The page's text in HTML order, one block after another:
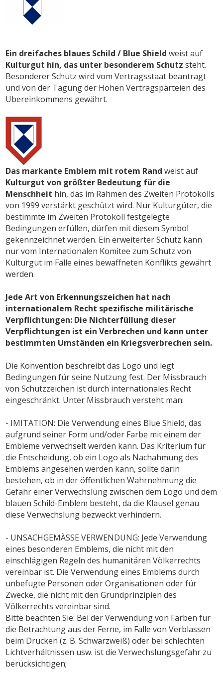
Ein dreifaches blaues Schild / Blue Shield weist auf
Kulturgut hin, das unter besonderem Schutz steht.
Besonderer Schutz wird vom Vertragsstaat beantragt
und von der Tagung der Hohen Vertragsparteien des
Übereinkommens gewährt.
Das markante Emblem mit rotem Rand weist auf
Kulturgut von größter Bedeutung für die
Menschheit hin, das im Rahmen des Zweiten Protokolls
von 1999 verstärkt geschützt wird. Nur Kulturgüter, die
bestimmte im Zweiten Protokoll festgelegte
Bedingungen erfüllen, dürfen mit diesem Symbol
gekennzeichnet werden. Ein erweiterter Schutz kann
nur vom Internationalen Komitee zum Schutz von
Kulturgut im Falle eines bewaffneten Konflikts gewährt
werden.
Jede Art von Erkennungszeichen hat nach
internationalem Recht spezifische militärische
Verpflichtungen: Die Nichterfüllung dieser
Verpflichtungen ist ein Verbrechen und kann unter
bestimmten Umständen ein Kriegsverbrechen sein.
Die Konvention beschreibt das Logo und legt
Bedingungen für seine Nutzung fest. Der Missbrauch
von Schutzzeichen ist durch internationales Recht
eingeschränkt. Unter Missbrauch versteht man:
- IMITATION: Die Verwendung eines Blue Shield, das
aufgrund seiner Form und/oder Farbe mit einem der
Embleme verwechselt werden kann. Das Kriterium für
die Entscheidung, ob ein Logo als Nachahmung des
Emblems angesehen werden kann, sollte darin
bestehen, ob in der öffentlichen Wahrnehmung die
Gefahr einer Verwechslung zwischen dem Logo und dem
blauen Schild-Emblem besteht, da die Klausel genau
diese Verwechslung bezweckt verhindern.
- UNSACHGEMÄSSE VERWENDUNG: Jede Verwendung
eines besonderen Emblems, die nicht mit den
einschlägigen Regeln des humanitären Völkerrechts
vereinbar ist. Die Verwendung eines Emblems durch
unbefugte Personen oder Organisationen oder für
Zwecke, die nicht mit den Grundprinzipien des
Völkerrechts vereinbar sind.
Bitte beachten Sie: Bei der Verwendung von Farben für
die Betrachtung aus der Ferne, im Falle von Verblassen
beim Drucken (z. B. Schwarzweiß) oder bei schlechten
Lichtverhältnissen usw. ist die Verwechslungsgefahr zu
berücksichtigen;